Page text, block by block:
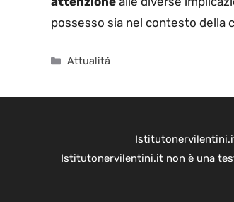
possesso sia nel contesto della
Categorie
Attualitá
Istitutonervilentini.it
Istitutonervilentini.it non è una